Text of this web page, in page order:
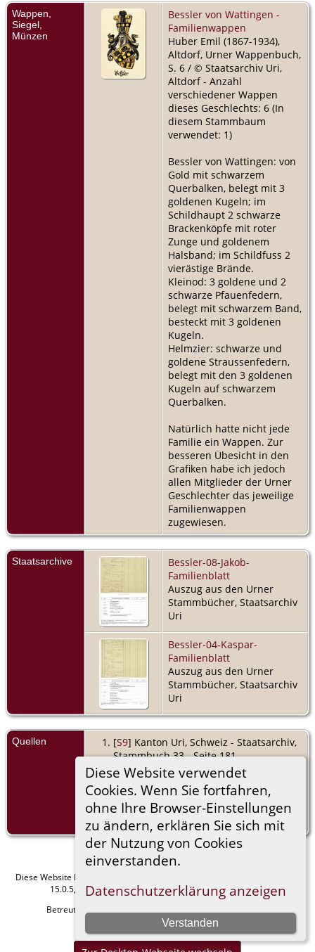
Diese Website verwendet
Cookies. Wenn Sie fortfahren,
ohne Ihre Browser-Einstellungen
zu ändern, erklären Sie sich mit
der Nutzung von Cookies
einverstanden.
Datenschutzerklärung anzeigen
Verstanden
Wappen,
Siegel,
Münzen
Bessler von Wattingen -
Familienwappen
Huber Emil (1867-1934),
Altdorf, Urner Wappenbuch,
S. 6 / © Staatsarchiv Uri,
Altdorf - Anzahl
verschiedener Wappen
dieses Geschlechts: 6 (In
diesem Stammbaum
verwendet: 1)
Bessler von Wattingen: von
Gold mit schwarzem
Querbalken, belegt mit 3
goldenen Kugeln; im
Schildhaupt 2 schwarze
Brackenköpfe mit roter
Zunge und goldenem
Halsband; im Schildfuss 2
vierästige Brände.
Kleinod: 3 goldene und 2
schwarze Pfauenfedern,
belegt mit schwarzem Band,
besteckt mit 3 goldenen
Kugeln.
Helmzier: schwarze und
goldene Straussenfedern,
belegt mit den 3 goldenen
Kugeln auf schwarzem
Querbalken.
Natürlich hatte nicht jede
Familie ein Wappen. Zur
besseren Übesicht in den
Grafiken habe ich jedoch
allen Mitglieder der Urner
Geschlechter das jeweilige
Familienwappen
zugewiesen.
Staatsarchive
Bessler-08-Jakob-
Familienblatt
Auszug aus den Urner
Stammbücher, Staatsarchiv
Uri
Bessler-04-Kaspar-
Familienblatt
Auszug aus den Urner
Stammbücher, Staatsarchiv
Uri
Quellen [S9] Kanton Uri, Schweiz - Staatsarchiv,
Stammbuch 33 - Seite 181 -
Zumbrunnen 11Bi.
[S9] Kanton Uri, Schweiz - Staatsarchiv,
Stammbuch 5 - Seite 379 - Bessler von
Wattingen 8.
Diese Website läuft mit
15.0.5, programmiert von Darrin Lythgoe © 2001-2026.
Betreut von
Impressum